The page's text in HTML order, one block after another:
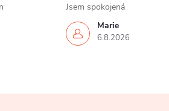
Marie
6.8.2026
Jsem spokojená